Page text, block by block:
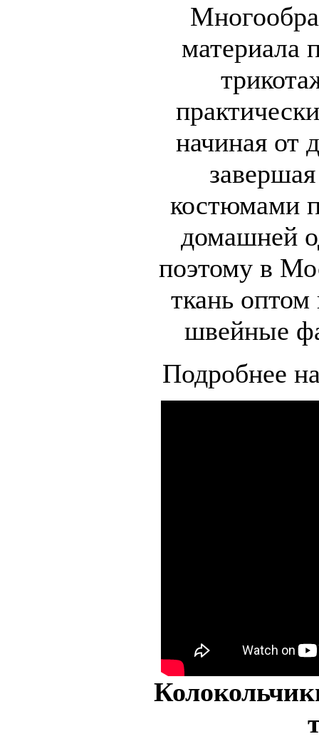
материала
начиная от
костюмами
домашней
поэтому в
ткань
швейные
Подробнее